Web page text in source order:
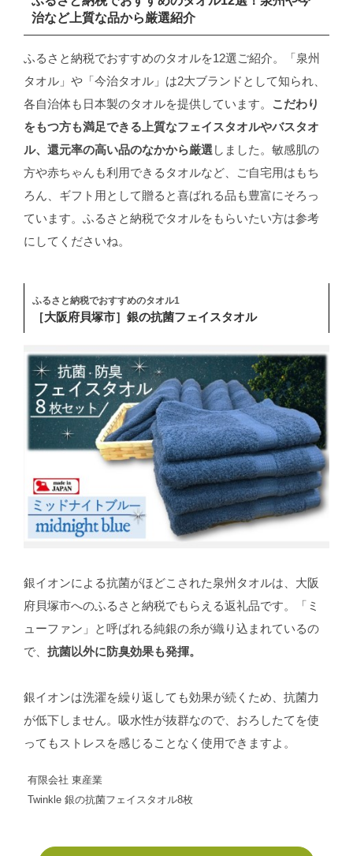
治など上質な品から厳選紹介
ふるさと納税でおすすめのタオルを12選ご紹介。「泉州
タオル」や「今治タオル」は2大ブランドとして知られ、
各自治体も日本製のタオルを提供しています。 こだわり
をもつ方も満足できる上質なフェイスタオルやバスタオ
ル、還元率の高い品のなかから厳選 しました。敏感肌の
方や赤ちゃんも利用できるタオルなど、ご自宅用はもち
ろん、ギフト用として贈ると喜ばれる品も豊富にそろっ
ています。ふるさと納税でタオルをもらいたい方は参考
にしてくださいね。
ふるさと納税でおすすめのタオル1
［大阪府貝塚市］銀の抗菌フェイスタオル
銀イオンによる抗菌がほどこされた泉州タオルは、大阪
府貝塚市へのふるさと納税でもらえる返礼品です。「ミ
ューファン」と呼ばれる純銀の糸が織り込まれているの
で、 抗菌以外に防臭効果も発揮。
銀イオンは洗濯を繰り返しても効果が続くため、抗菌力
が低下しません。吸水性が抜群なので、おろしたてを使
ってもストレスを感じることなく使用できますよ。
有限会社 東産業
Twinkle 銀の抗菌フェイスタオル8枚